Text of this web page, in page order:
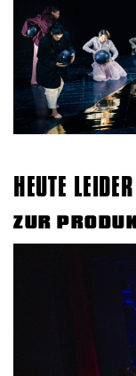
HEUTE
ZUR